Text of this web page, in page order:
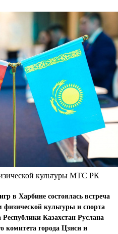
культуры МТС РК
в Харбине состоялась встреча
физической культуры и спорта
Казахстан Руслана
комитета города Цзиси и